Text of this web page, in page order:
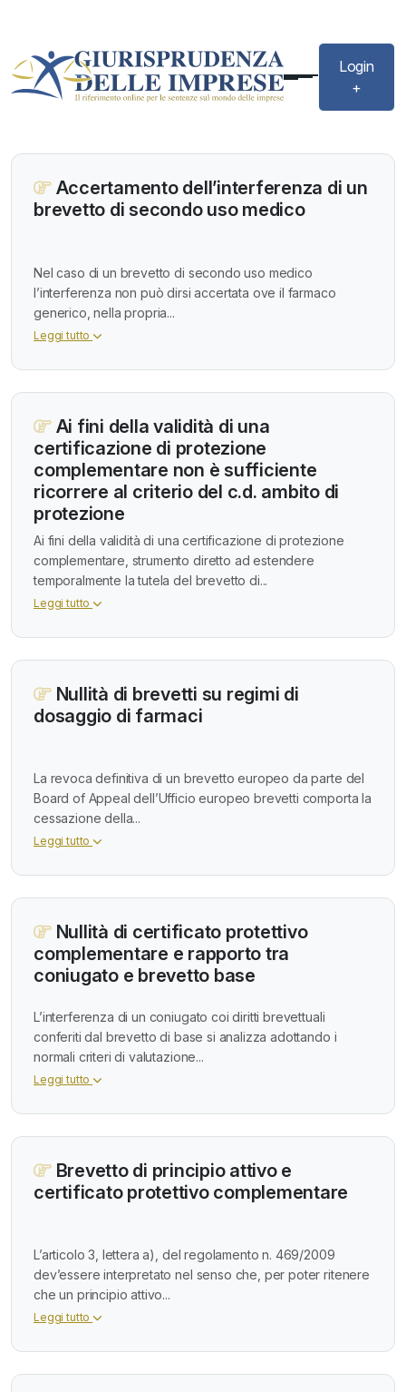
Login
+
Accertamento dell’interferenza di un
brevetto di secondo uso medico
Nel caso di un brevetto di secondo uso medico
l’interferenza non può dirsi accertata ove il farmaco
generico, nella propria...
Leggi tutto
Ai fini della validità di una
certificazione di protezione
complementare non è sufficiente
ricorrere al criterio del c.d. ambito di
protezione
Ai fini della validità di una certificazione di protezione
complementare, strumento diretto ad estendere
temporalmente la tutela del brevetto di...
Leggi tutto
Nullità di brevetti su regimi di
dosaggio di farmaci
La revoca definitiva di un brevetto europeo da parte del
Board of Appeal dell’Ufficio europeo brevetti comporta la
cessazione della...
Leggi tutto
Nullità di certificato protettivo
complementare e rapporto tra
coniugato e brevetto base
L’interferenza di un coniugato coi diritti brevettuali
conferiti dal brevetto di base si analizza adottando i
normali criteri di valutazione...
Leggi tutto
Brevetto di principio attivo e
certificato protettivo complementare
L’articolo 3, lettera a), del regolamento n. 469/2009
dev’essere interpretato nel senso che, per poter ritenere
che un principio attivo...
Leggi tutto